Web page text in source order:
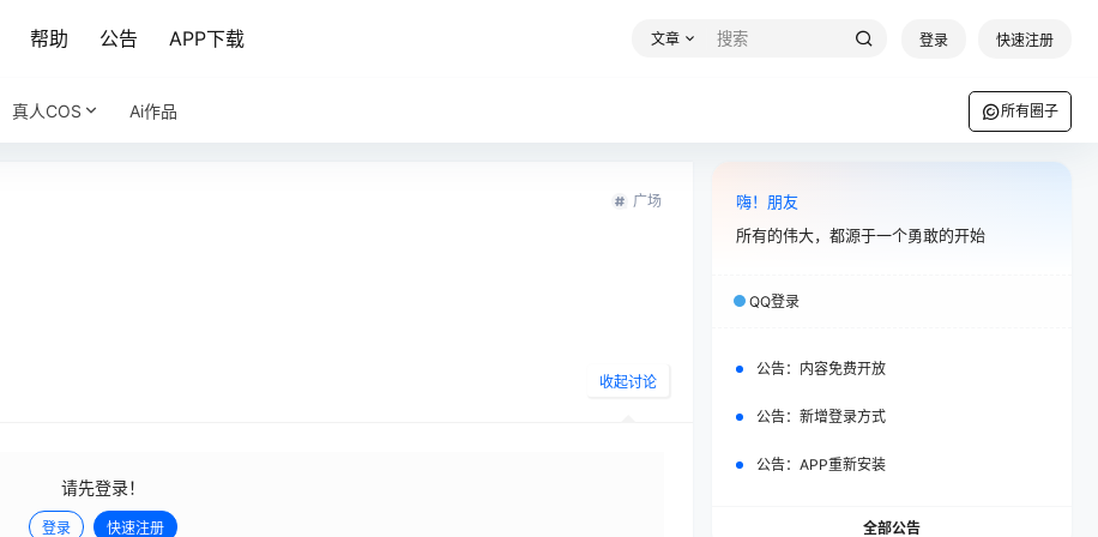
帮助 公告 APP下载 文章 登录 快速注册
真人COS Ai作品 所有圈子
广场
收起讨论
请先登录！
登录 快速注册
嗨！朋友
所有的伟大，都源于一个勇敢的开始
QQ登录
公告： 内容免费开放
公告： 新增登录方式
公告： APP重新安装
全部公告